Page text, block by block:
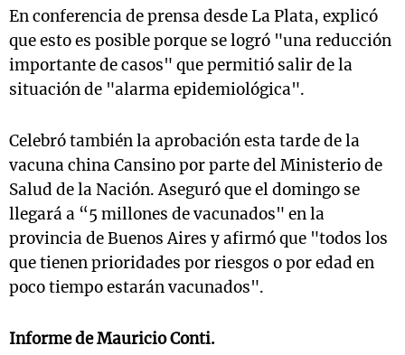
En conferencia de prensa desde La Plata, explicó
que esto es posible porque se logró "una reducción
importante de casos" que permitió salir de la
situación de "alarma epidemiológica".
Celebró también la aprobación esta tarde de la
vacuna china Cansino por parte del Ministerio de
Salud de la Nación. Aseguró que el domingo se
llegará a “5 millones de vacunados" en la
provincia de Buenos Aires y afirmó que "todos los
que tienen prioridades por riesgos o por edad en
poco tiempo estarán vacunados".
Informe de Mauricio Conti.